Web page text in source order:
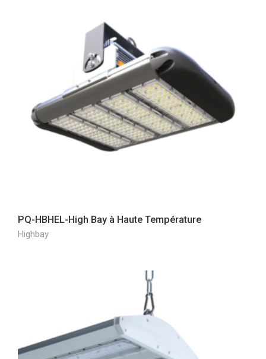
PQ-HBHEL-High Bay à Haute Température
Highbay